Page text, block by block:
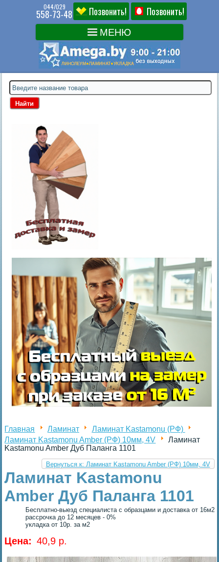
044/029
558-73-48 Позвонить! Позвонить!
Главная Ламинат
Ламинат Kastamonu (РФ)
Ламинат Kastamonu Amber (РФ) 10мм, 4V
Ламинат
Kastamonu Amber Дуб Паланга 1101
Вернуться к: Ламинат Kastamonu Amber (РФ) 10мм, 4V
Ламинат Kastamonu
Amber Дуб Паланга 1101
Бесплатно-выезд специалиста с образцами и доставка от 16м2
рассрочка до 12 месяцев - 0%
укладка от 10р. за м2
Цена: 40,9 p.